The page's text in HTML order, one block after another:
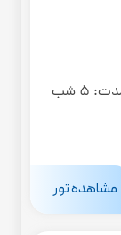
5 شب
مشاهده تور